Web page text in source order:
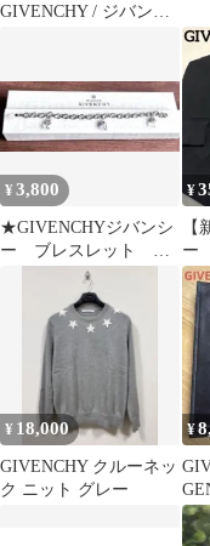
GIVENCHY / ジバンシ
¥3,800
★GIVENCHYジバンシ
ー ブレスレット 虹
色 プリズム レイン
¥
【
ー
ー
ロ
¥ 18,000
GIVENCHY クルーネッ
ク ニット グレー
¥
リ
ザ